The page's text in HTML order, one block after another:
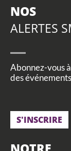
NOS
ALERTES
Abonnez-vous
des
S'INSCRIRE